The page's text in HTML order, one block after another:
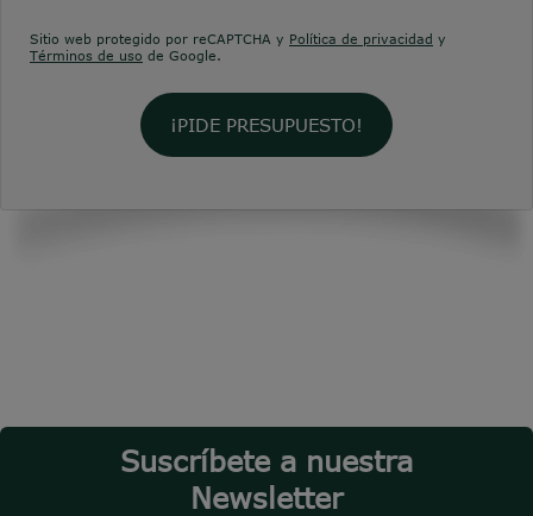
Sitio web protegido por reCAPTCHA y Política de privacidad y
Términos de uso de Google.
¡PIDE PRESUPUESTO!
Suscríbete a nuestra
Newsletter